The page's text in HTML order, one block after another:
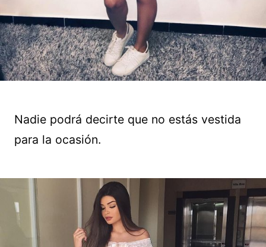
Nadie podrá decirte que no estás vestida
para la ocasión.